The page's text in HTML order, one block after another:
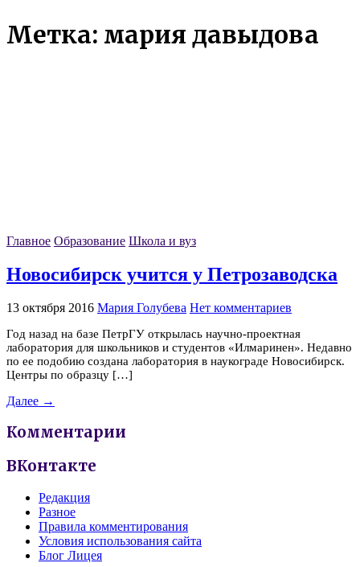
Метка: мария давыдова
Главное Образование Школа и вуз
Новосибирск учится у Петрозаводска
13 октября 2016 Мария Голубева Нет комментариев
Год назад на базе ПетрГУ открылась научно-проектная
лаборатория для школьников и студентов «Илмаринен». Недавно
по ее подобию создана лаборатория в наукограде Новосибирск.
Центры по образцу […]
Далее →
Комментарии
ВКонтакте
Редакция
Разное
Правила комментирования
Условия использования сайта
Блог Лицея